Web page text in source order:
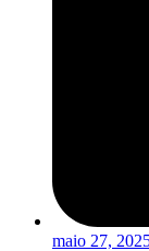
maio 27,